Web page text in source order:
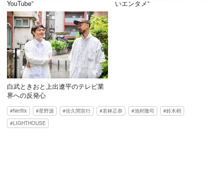
YouTube”
いエンタメ”
白武ときおと上出遼平のテレビ業
界への反発心
Netflix 星野源 佐久間宣行 若林正恭 池村隆司
鈴木梢
LIGHTHOUSE